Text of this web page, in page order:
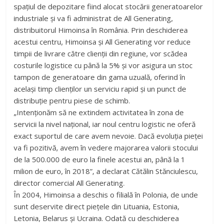
spațiul de depozitare fiind alocat stocării generatoarelor
industriale și va fi administrat de All Generating,
distribuitorul Himoinsa în România. Prin deschiderea
acestui centru, Himoinsa și All Generating vor reduce
timpii de livrare către clienții din regiune, vor scădea
costurile logistice cu până la 5% și vor asigura un stoc
tampon de generatoare din gama uzuală, oferind în
același timp clienților un serviciu rapid și un punct de
distribuție pentru piese de schimb.
„Intenționăm să ne extindem activitatea în zona de
servicii la nivel național, iar noul centru logistic ne oferă
exact suportul de care avem nevoie. Dacă evoluția pieței
va fi pozitivă, avem în vedere majorarea valorii stocului
de la 500.000 de euro la finele acestui an, până la 1
milion de euro, în 2018”, a declarat Cătălin Stănciulescu,
director comercial All Generating.
În 2004, Himoinsa a deschis o filială în Polonia, de unde
sunt deservite direct piețele din Lituania, Estonia,
Letonia, Belarus și Ucraina. Odată cu deschiderea